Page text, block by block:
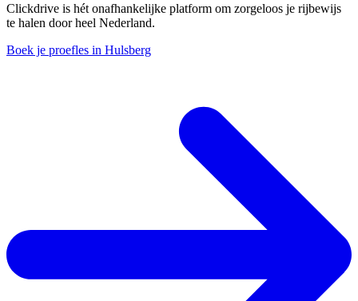
Clickdrive is hét onafhankelijke platform om zorgeloos je rijbewijs
te halen door heel Nederland.
Boek je proefles in Hulsberg